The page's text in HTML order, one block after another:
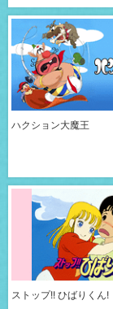
ハクション大魔王
ストップ!! ひばりくん!